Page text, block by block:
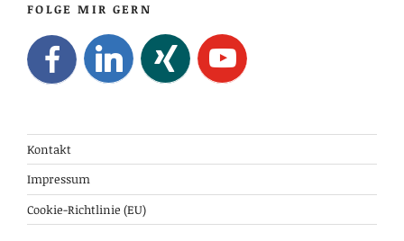
FOLGE MIR GERN
Kontakt
Impressum
Cookie-Richtlinie (EU)